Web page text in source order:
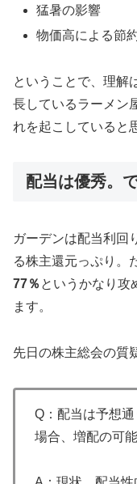
猛暑の影響
物価高による節
ということで、理解
長しているラーメン
れを起こしていると
配当は優秀。
ガーデンは配当利回
る株主還元っぷり。
77％ というかなり攻
ます。
先日の株主総会の質
Q：配当は予想
場合、増配の可